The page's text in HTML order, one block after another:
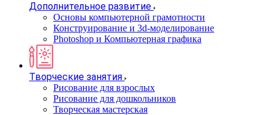
Дополнительное развитие
Основы компьютерной грамотности
Конструирование и 3d-моделирование
Photoshop и Компьютерная графика
Творческие занятия
Рисование для взрослых
Рисование для дошкольников
Творческая мастерская